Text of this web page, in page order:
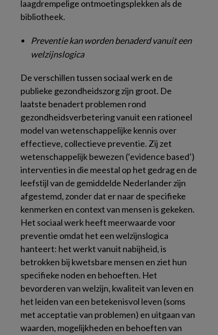
laagdrempelige ontmoetingsplekken als de
bibliotheek.
Preventie kan worden benaderd vanuit een
welzijnslogica
De verschillen tussen sociaal werk en de
publieke gezondheidszorg zijn groot. De
laatste benadert problemen rond
gezondheidsverbetering vanuit een rationeel
model van wetenschappelijke kennis over
effectieve, collectieve preventie. Zij zet
wetenschappelijk bewezen (‘evidence based’)
interventies in die meestal op het gedrag en de
leefstijl van de gemiddelde Nederlander zijn
afgestemd, zonder dat er naar de specifieke
kenmerken en context van mensen is gekeken.
Het sociaal werk heeft meerwaarde voor
preventie omdat het een welzijnslogica
hanteert: het werkt vanuit nabijheid, is
betrokken bij kwetsbare mensen en ziet hun
specifieke noden en behoeften. Het
bevorderen van welzijn, kwaliteit van leven en
het leiden van een betekenisvol leven (soms
met acceptatie van problemen) en uitgaan van
waarden, mogelijkheden en behoeften van